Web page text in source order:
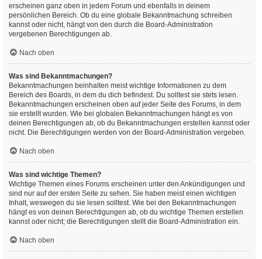
erscheinen ganz oben in jedem Forum und ebenfalls in deinem
persönlichen Bereich. Ob du eine globale Bekanntmachung schreiben
kannst oder nicht, hängt von den durch die Board-Administration
vergebenen Berechtigungen ab.
Nach oben
Was sind Bekanntmachungen?
Bekanntmachungen beinhalten meist wichtige Informationen zu dem
Bereich des Boards, in dem du dich befindest. Du solltest sie stets lesen.
Bekanntmachungen erscheinen oben auf jeder Seite des Forums, in dem
sie erstellt wurden. Wie bei globalen Bekanntmachungen hängt es von
deinen Berechtigungen ab, ob du Bekanntmachungen erstellen kannst oder
nicht. Die Berechtigungen werden von der Board-Administration vergeben.
Nach oben
Was sind wichtige Themen?
Wichtige Themen eines Forums erscheinen unter den Ankündigungen und
sind nur auf der ersten Seite zu sehen. Sie haben meist einen wichtigen
Inhalt, weswegen du sie lesen solltest. Wie bei den Bekanntmachungen
hängt es von deinen Berechtigungen ab, ob du wichtige Themen erstellen
kannst oder nicht; die Berechtigungen stellt die Board-Administration ein.
Nach oben